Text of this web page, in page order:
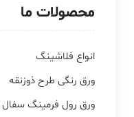
محصولات ما
انواع فلاشینگ
ورق رنگی طرح ذوزنقه
ورق رول فرمینگ سفال